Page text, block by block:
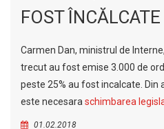
FOST ÎNCĂLCATE
Carmen Dan, ministrul de
trecut au fost emise 3.000 de
peste 25% au fost incalcate. Din
este necesara schimbarea
01.02.2018